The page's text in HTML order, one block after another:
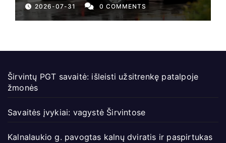
2026-07-31 0 COMMENTS
Širvintų PGT savaitė: išleisti užsitrenkę patalpoje
žmonės
Savaitės įvykiai: vagystė Širvintose
Kalnalaukio g. pavogtas kalnų dviratis ir paspirtukas